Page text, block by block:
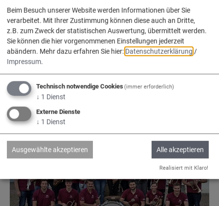
Schnupfclub Meilenhofen
Beim Besuch unserer Website werden Informationen über Sie
verarbeitet. Mit Ihrer Zustimmung können diese auch an Dritte,
z.B. zum Zweck der statistischen Auswertung, übermittelt werden.
Sie können die hier vorgenommenen Einstellungen jederzeit
abändern. Mehr dazu erfahren Sie hier: Datenschutzerklärung /
Impressum.
Technisch notwendige Cookies(immer erforderlich)
↓ 1 Dienst
Externe Dienste
↓ 1 Dienst
Ausgewählte akzeptieren Alle akzeptieren
Realisiert mit Klaro!